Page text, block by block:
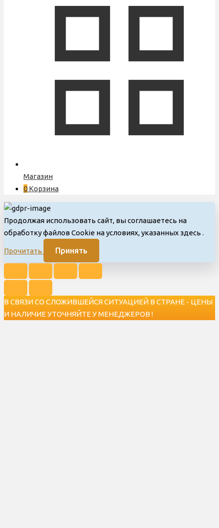
Магазин
0 Корзина
Продолжая использовать сайт, вы соглашаетесь на
обработку файлов Cookie на условиях, указанных здесь .
Прочитать Принять
В СВЯЗИ СО СЛОЖИВШЕЙСЯ СИТУАЦИЕЙ В СТРАНЕ - ЦЕНЫ
И НАЛИЧИЕ УТОЧНЯЙТЕ У МЕНЕДЖЕРОВ !